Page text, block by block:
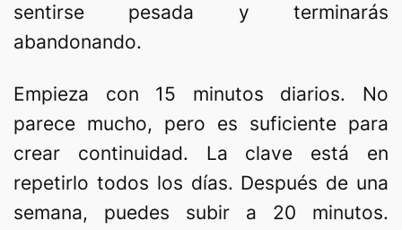
sentirse pesada y terminarás
abandonando.
Empieza con 15 minutos diarios. No
parece mucho, pero es suficiente para
crear continuidad. La clave está en
repetirlo todos los días. Después de una
semana, puedes subir a 20 minutos.